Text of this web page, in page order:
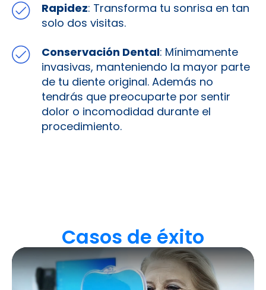
Rapidez: Transforma tu sonrisa en tan
solo dos visitas.
Conservación Dental: Mínimamente
invasivas, manteniendo la mayor parte
de tu diente original. Además no
tendrás que preocuparte por sentir
dolor o incomodidad durante el
procedimiento.
Casos de éxito